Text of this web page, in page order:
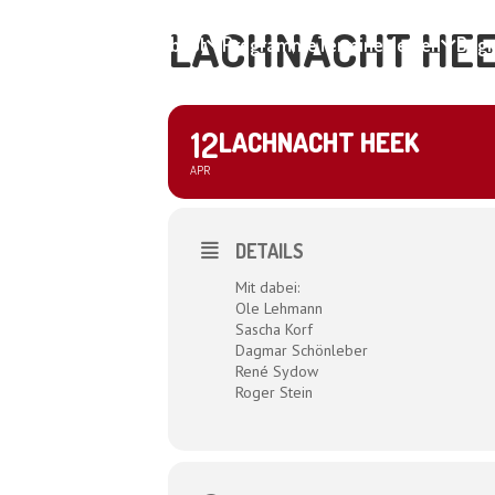
About ProgrammeTermineMedien
LACHNACHT
12
APR
LACHNACHT HEEK
DETAILS
Mit dabei:
Ole Lehmann
Sascha Korf
Dagmar Schönleber
René Sydow
Roger Stein